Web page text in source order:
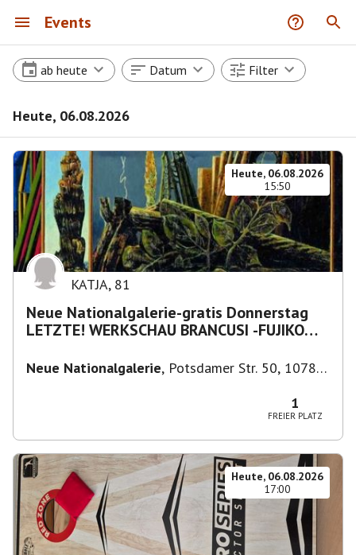
Events
ab heute Datum Filter
Heute, 06.08.2026
Heute, 06.08.2026
15:50
KATJA, 81
Neue Nationalgalerie-gratis Donnerstag
LETZTE! WERKSCHAU BRANCUSI -FUJIKO
Neue Nationalgalerie, Potsdamer Str. 50, 10785
1
FREIER PLATZ
Heute, 06.08.2026
17:00